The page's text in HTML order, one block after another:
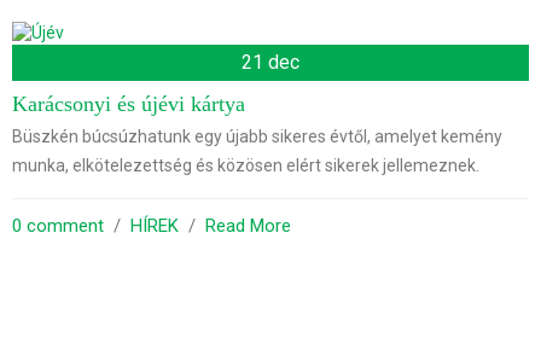
21 dec
Karácsonyi és újévi kártya
Büszkén búcsúzhatunk egy újabb sikeres évtől, amelyet kemény
munka, elkötelezettség és közösen elért sikerek jellemeznek.
0 comment
  /
HÍREK
  /
Read More